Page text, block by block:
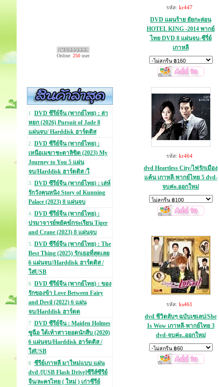
Online: 250 user
1. DVD ซีรีย์จีน (พากย์ไทย) : ล่า
หยก (2026) Pursuit of Jade 8
แผ่นจบ/ Harddisk ฮาร์ดดิส
2. DVD ซีรีย์จีน (พากย์ไทย) :
เหนือเมฆาชะตาลิขิต (2023) My
Journey to You 5 แผ่น
จบ/Harddisk ฮาร์ดดิส /ใ
3. DVD ซีรีย์จีน (พากย์ไทย) : เล่ห์
รักวังคุนหนิง Story of Kunning
Palace (2023) 8 แผ่นจบ
4. DVD ซีรีย์จีน (พากย์ไทย) :
ปรมาจารย์พยัคฆ์กระเรียน Tiger
and Crane (2023) 8 แผ่นจบ
5. DVD ซีรีย์จีน (พากย์ไทย) : The
Best Thing (2025) รักเธอที่สุดเลย
6 แผ่นจบ//Harddisk ฮาร์ดดิส /
ใส่USB
6. DVD ซีรีย์จีน (พากย์ไทย) : ของ
รักของข้า Love Between Fairy
and Devil (2022) 6 แผ่น
จบ/Harddisk ฮาร์ดด
7. DVD ซีรีย์จีน : Maiden Holmes
ซูฉือ ใต้เท้าสาวยอดนักสืบ (2020)
6 แผ่นจบ/Harddisk ฮาร์ดดิส /
ใส่USB
8. ซีรีย์เกาหลี มาใหม่แบบ แผ่น
dvd /[USB Flash Drive]ซีรีส์ซีรีย์
จีน/ละครไทย ( ใหม่ ) เก่าซีรีย์
รหัส: kr447
DVD แผนร้าย ยัยกะล่อน
HOTEL KING -2014 พากย์
ไทย DVD 8 แผ่นจบ-ซีรี่ย์
เกาหลี
รหัส: kr464
dvd Heartless City/ไฟรักเมือง
แค้น เกาหลี-พากย์ไทย 5 dvd-
จบค่ะ.ออกใหม่
รหัส: ks461
dvd ชีวิตลับๆ ฉบับเซเลป/She
Is Wow เกาหลี-พากย์ไทย 3
dvd-จบค่ะ..ออกใหม่